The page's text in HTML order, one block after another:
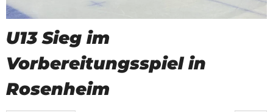
U13 Sieg im
Vorbereitungsspiel in
Rosenheim